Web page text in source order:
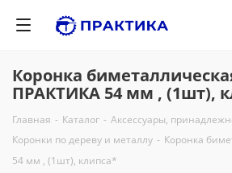
Коронка
ПРАКТИКА 54 мм , (1шт),
Главная - Каталог - Аксессуары,
Коронки по дереву и металлу - Коронка
54 мм , (1шт), клипса*